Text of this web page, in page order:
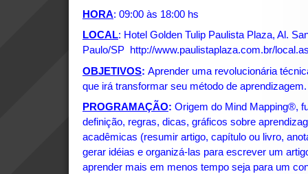
HORA: 09:00 às 18:00 hs
LOCAL: Hotel Golden Tulip Paulista Plaza, Al.
Paulo/SP http://www.paulistaplaza.com.br/
OBJETIVOS: Aprender uma revolucionária
que irá transformar seu método de aprendizagem.
PROGRAMAÇÃO: Origem do Mind Mapping®,
definição, regras, dicas, gráficos sobre
acadêmicas (resumir artigo, capítulo ou livro,
gerar idéias e organizá-las para escrever um
aprender mais em menos tempo seja para um